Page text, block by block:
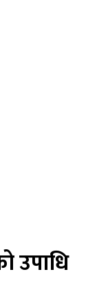
उपाधि